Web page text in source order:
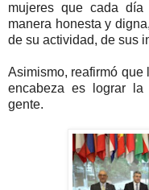
mujeres que cada
manera honesta y
de su actividad, de sus
Asimismo, reafirmó
encabeza es lograr
gente.